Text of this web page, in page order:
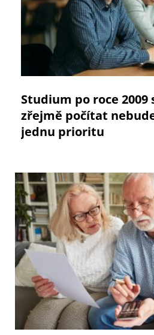
Studium po roce 2009
zřejmě počítat
jednu prioritu